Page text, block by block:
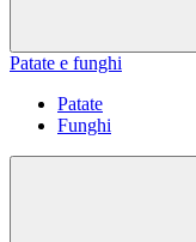
Patate e funghi
Patate
Funghi